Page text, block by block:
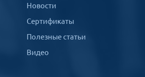
Новости
Сертификаты
Полезные статьи
Видео